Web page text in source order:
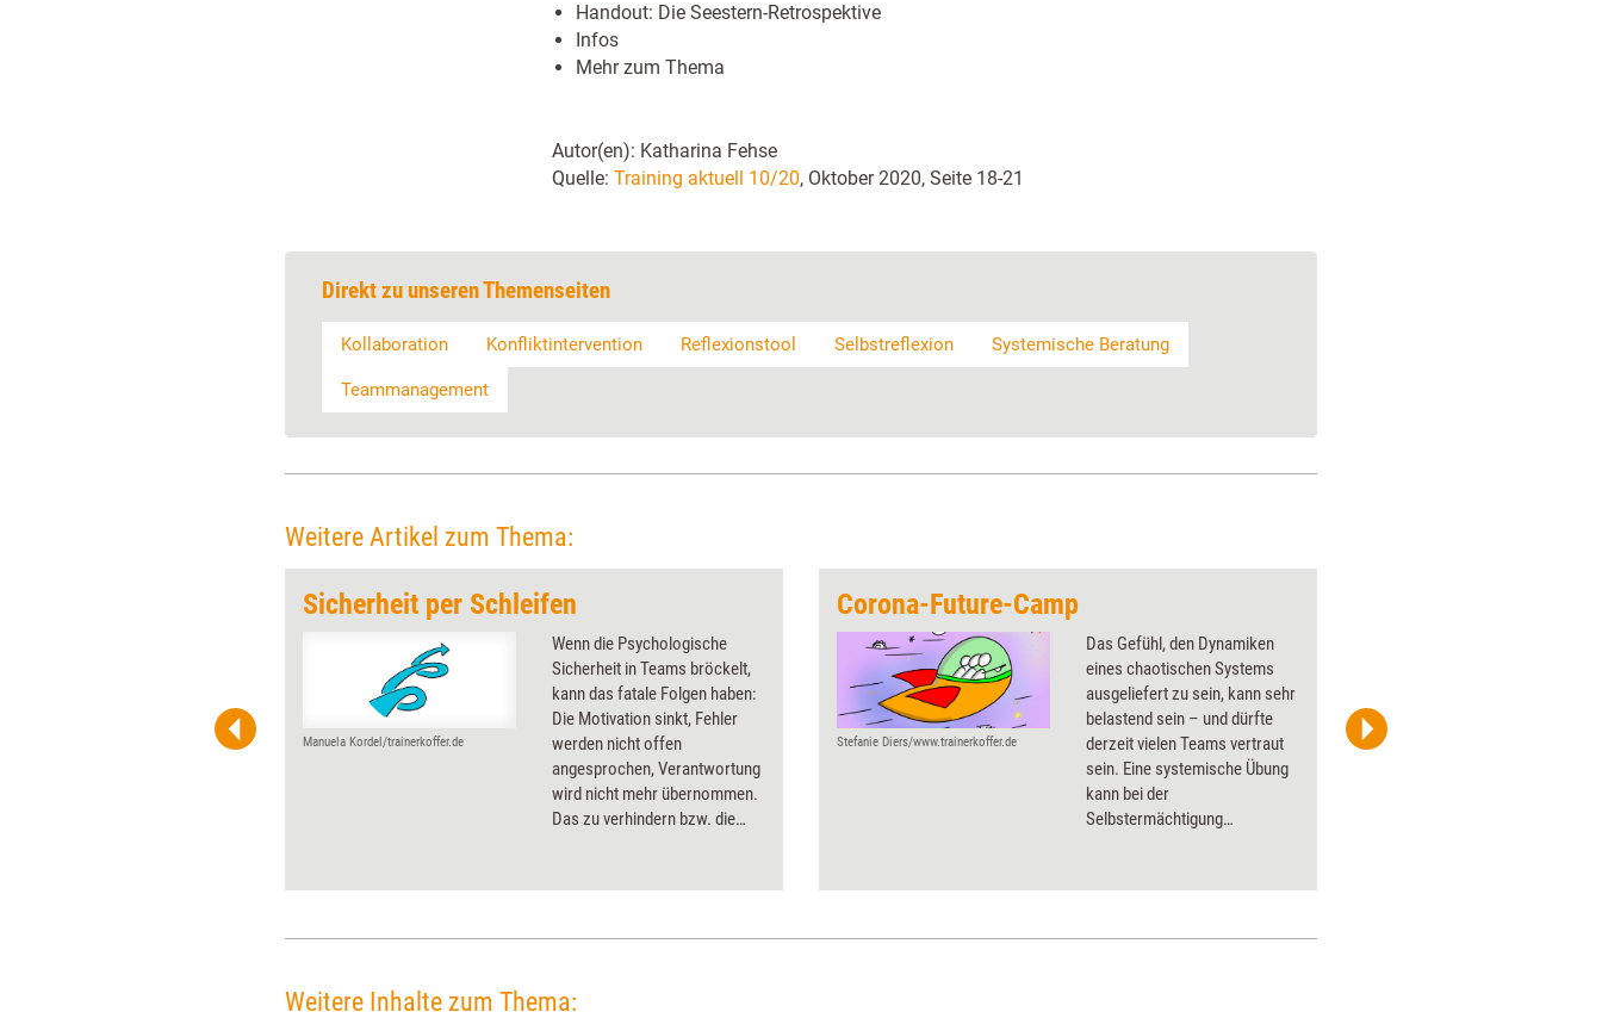
Handout: Die Seestern-Retrospektive
Infos
Mehr zum Thema
Autor(en): Katharina Fehse
Quelle: Training aktuell 10/20, Oktober 2020, Seite 18-21
Direkt zu unseren Themenseiten
Kollaboration Konfliktintervention Reflexionstool Selbstreflexion Systemische Beratung
Teammanagement
Weitere Artikel zum Thema:
Äckern auf: Spannungen und
Sicherheit per Schleifen
Manuela Kordel/trainerkoffer.de
Wenn die Psychologische
Sicherheit in Teams bröckelt,
kann das fatale Folgen haben:
Die Motivation sinkt, Fehler
werden nicht offen
angesprochen, Verantwortung
wird nicht mehr übernommen.
Das zu verhindern bzw. die
mithilfe der Methode
Corona-Future-Camp
Stefanie Diers/www.trainerkoffer.de
Das Gefühl, den Dynamiken
eines chaotischen Systems
ausgeliefert zu sein, kann sehr
belastend sein – und dürfte
derzeit vielen Teams vertraut
sein. Eine systemische Übung
kann bei der
Selbstermächtigung
sie, den Fokus aufs Machbare
zu wecken, etwas für die
Stefanie Diers/www.trainerkoffer.de
Weitere Inhalte zum Thema: